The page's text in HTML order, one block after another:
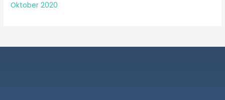
Oktober 2020